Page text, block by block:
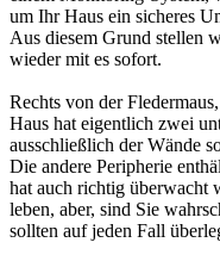
um Ihr Haus ein sicheres
Aus diesem Grund stellen
wieder mit es sofort.
Rechts von der
Haus hat eigentlich zwei
ausschließlich der Wände
Die andere Peripherie
hat auch richtig überwacht
leben, aber, sind Sie
sollten auf jeden Fall